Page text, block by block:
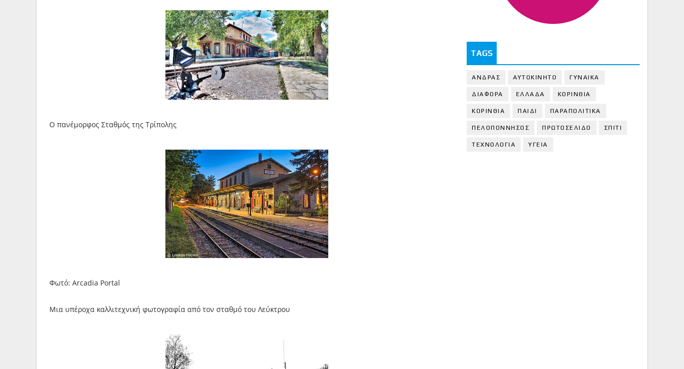
Ο πανέμορφος Σταθμός της Τρίπολης
Φωτό: Arcadia Portal
Μια υπέροχα καλλιτεχνική φωτογραφία από τον σταθμό του Λεύκτρου
TAGS
ΑΝΔΡΑΣ ΑΥΤΟΚΙΝΗΤΟ ΓΥΝΑΙΚΑ
ΔΙΑΦΟΡΑ ΕΛΛΑΔΑ ΚΟΡΙΝΘΙΑ
ΚΟΡΙΝΘΙA ΠΑΙΔΙ ΠΑΡΑΠΟΛΙΤΙΚΑ
ΠΕΛΟΠΟΝΝΗΣΟΣ ΠΡΩΤΟΣΕΛΙΔΟ ΣΠΙΤΙ
ΤΕΧΝΟΛΟΓΙΑ ΥΓΕΙΑ